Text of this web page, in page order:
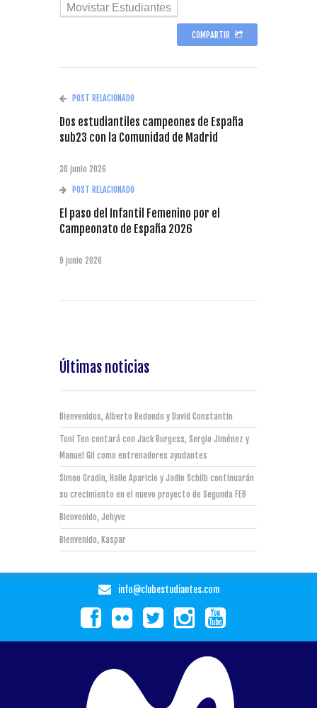
Movistar Estudiantes
COMPARTIR
POST RELACIONADO
Dos estudiantiles campeones de España
sub23 con la Comunidad de Madrid
30 junio 2026
POST RELACIONADO
El paso del Infantil Femenino por el
Campeonato de España 2026
9 junio 2026
Últimas noticias
Bienvenidos, Alberto Redondo y David Constantin
Toni Ten contará con Jack Burgess, Sergio Jiménez y
Manuel Gil como entrenadores ayudantes
Simon Gradin, Haile Aparicio y Jadin Schilb continuarán
su crecimiento en el nuevo proyecto de Segunda FEB
Bienvenido, Jehyve
Bienvenido, Kaspar
info@clubestudiantes.com